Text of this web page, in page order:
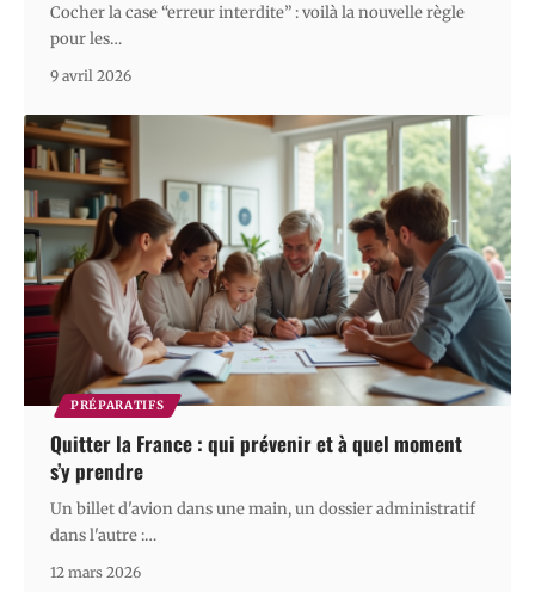
Cocher la case “erreur interdite” : voilà la nouvelle règle
pour les…
9 avril 2026
PRÉPARATIFS
Quitter la France : qui prévenir et à quel moment
s’y prendre
Un billet d'avion dans une main, un dossier administratif
dans l'autre :…
12 mars 2026